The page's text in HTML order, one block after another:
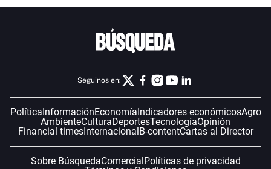
Seguinos en:
Política InformaciónEconomía Indicadores económicosAgro
AmbienteCulturaDeportesTecnologíaOpinión
Financial timesInternacional B-contentCartas al Director
Sobre BúsquedaComercial Políticas de privacidad